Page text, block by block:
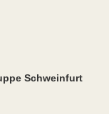
Schweinfurt